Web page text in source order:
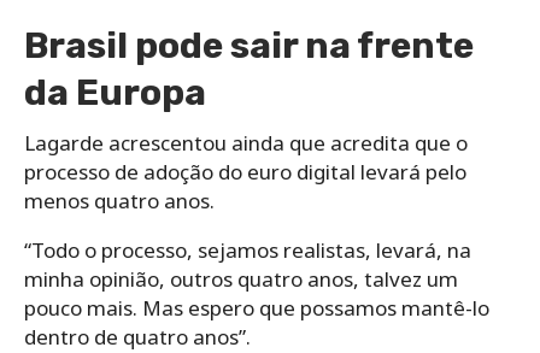
Brasil pode sair na frente
da Europa
Lagarde acrescentou ainda que acredita que o
processo de adoção do euro digital levará pelo
menos quatro anos.
“Todo o processo, sejamos realistas, levará, na
minha opinião, outros quatro anos, talvez um
pouco mais. Mas espero que possamos mantê-lo
dentro de quatro anos”.